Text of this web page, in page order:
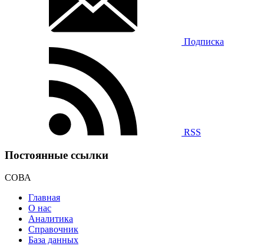
Подписка
RSS
Постоянные ссылки
СОВА
Главная
О нас
Аналитика
Справочник
База данных